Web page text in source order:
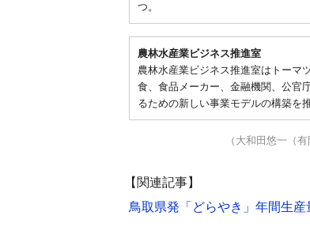
つ。
農林水産業ビジネス推進室
農林水産業ビジネス推進室はトーマ
食、食品メーカー、金融機関、公官
るための新しい事業モデルの構築を
（大和田悠一（
【関連記事】
鳥取県発「どらやき」年間生